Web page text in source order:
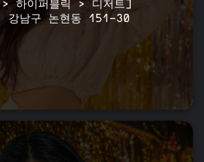
> 하이퍼블릭 > 디저트]
강남구 논현동 151-30